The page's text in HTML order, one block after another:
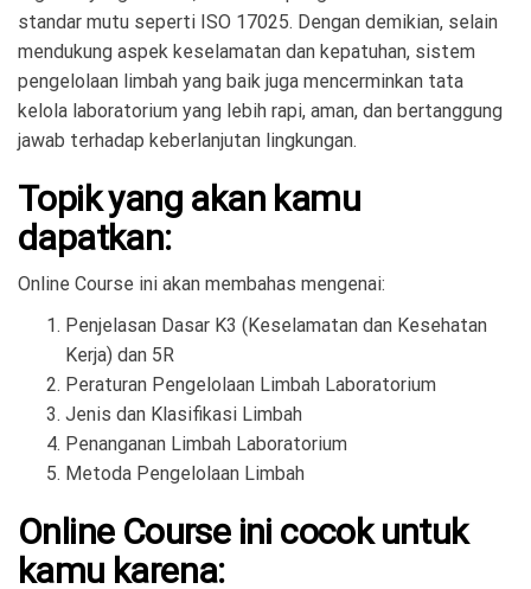
standar mutu seperti ISO 17025. Dengan demikian, selain
mendukung aspek keselamatan dan kepatuhan, sistem
pengelolaan limbah yang baik juga mencerminkan tata
kelola laboratorium yang lebih rapi, aman, dan bertanggung
jawab terhadap keberlanjutan lingkungan.
Topik yang akan kamu
dapatkan:
Online Course ini akan membahas mengenai:
Penjelasan Dasar K3 (Keselamatan dan Kesehatan
Kerja) dan 5R
Peraturan Pengelolaan Limbah Laboratorium
Jenis dan Klasifikasi Limbah
Penanganan Limbah Laboratorium
Metoda Pengelolaan Limbah
Online Course ini cocok untuk
kamu karena: